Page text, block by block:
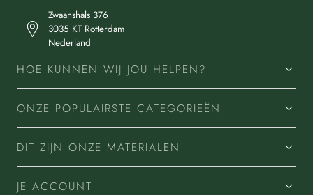
Zwaanshals 376
3035 KT Rotterdam
Nederland
HOE KUNNEN WIJ JOU HELPEN?
ONZE POPULAIRSTE CATEGORIEËN
DIT ZIJN ONZE MATERIALEN
JE ACCOUNT